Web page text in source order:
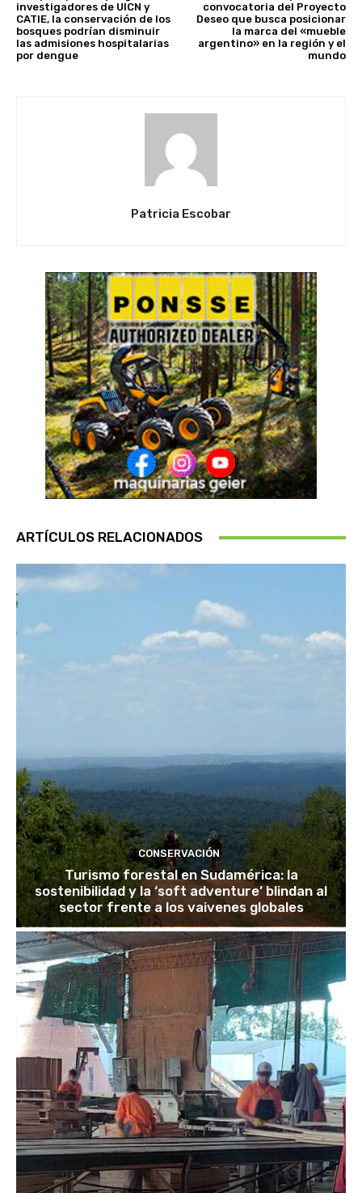
investigadores de UICN y
CATIE, la conservación de los
bosques podrían disminuir
las admisiones hospitalarias
por dengue
convocatoria del Proyecto
Deseo que busca posicionar
la marca del «mueble
argentino» en la región y el
mundo
Patricia Escobar
ARTÍCULOS RELACIONADOS
CONSERVACIÓN
Turismo forestal en Sudamérica: la
sostenibilidad y la ‘soft adventure’ blindan al
sector frente a los vaivenes globales